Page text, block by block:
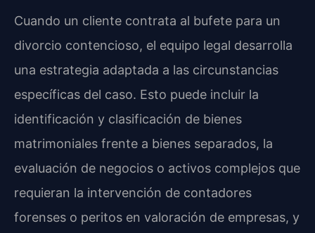
Cuando un cliente contrata al bufete para un
divorcio contencioso, el equipo legal desarrolla
una estrategia adaptada a las circunstancias
específicas del caso. Esto puede incluir la
identificación y clasificación de bienes
matrimoniales frente a bienes separados, la
evaluación de negocios o activos complejos que
requieran la intervención de contadores
forenses o peritos en valoración de empresas, y